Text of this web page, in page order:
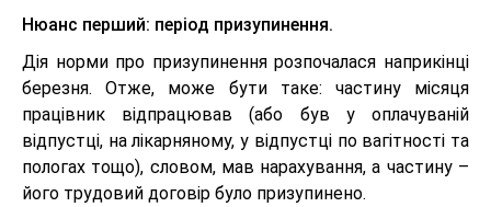
Нюанс перший: період призупинення.
Дія норми про призупинення розпочалася наприкінці
березня. Отже, може бути таке: частину місяця
працівник відпрацював (або був у оплачуваній
відпустці, на лікарняному, у відпустці по вагітності та
пологах тощо), словом, мав нарахування, а частину –
його трудовий договір було призупинено.